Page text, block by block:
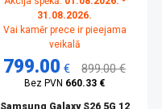
31.08.2026.
Vai kamēr prece ir pieejama
veikalā
799.00 € 899.00 €
Bez PVN 660.33 €
Samsung Galaxy S26 5G 12